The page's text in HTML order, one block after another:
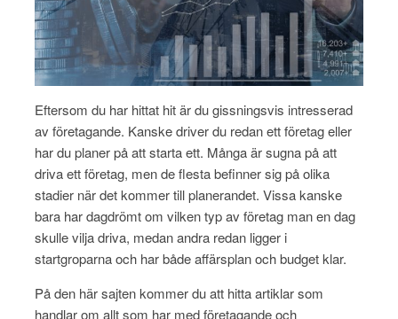
Eftersom du har hittat hit är du gissningsvis intresserad
av företagande. Kanske driver du redan ett företag eller
har du planer på att starta ett. Många är sugna på att
driva ett företag, men de flesta befinner sig på olika
stadier när det kommer till planerandet. Vissa kanske
bara har dagdrömt om vilken typ av företag man en dag
skulle vilja driva, medan andra redan ligger i
startgroparna och har både affärsplan och budget klar.
På den här sajten kommer du att hitta artiklar som
handlar om allt som har med företagande och